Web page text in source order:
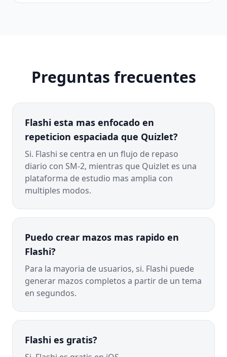
Preguntas frecuentes
Flashi esta mas enfocado en
repeticion espaciada que Quizlet?
Si. Flashi se centra en un flujo de repaso
diario con SM-2, mientras que Quizlet es una
plataforma de estudio mas amplia con
multiples modos.
Puedo crear mazos mas rapido en
Flashi?
Para la mayoria de usuarios, si. Flashi puede
generar mazos completos a partir de un tema
en segundos.
Flashi es gratis?